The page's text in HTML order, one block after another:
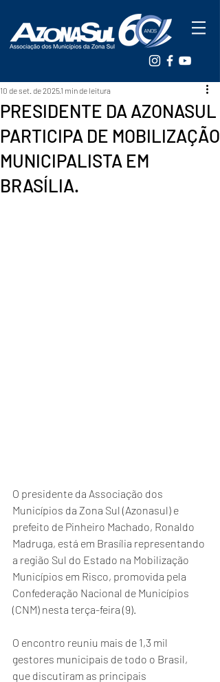
PRESIDENTE DA AZONASUL
PARTICIPA DE MOBILIZAÇÃO
MUNICIPALISTA EM
BRASÍLIA.
10 de set. de 20251 min de leitura
O presidente da Associação dos
Municípios da Zona Sul (Azonasul) e
prefeito de Pinheiro Machado, Ronaldo
Madruga, está em Brasília representando
a região Sul do Estado na Mobilização
Municípios em Risco, promovida pela
Confederação Nacional de Municípios
(CNM) nesta terça-feira (9).
O encontro reuniu mais de 1,3 mil
gestores municipais de todo o Brasil,
que discutiram as principais